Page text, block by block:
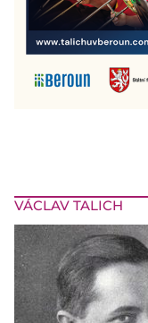
VÁCLAV TALICH